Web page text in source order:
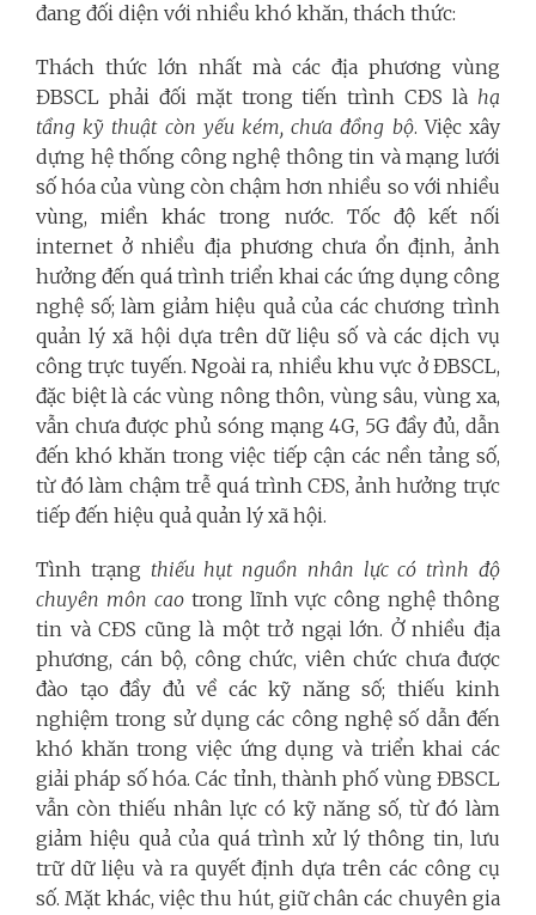
đang đối diện với nhiều khó khăn, thách thức:
Thách thức lớn nhất mà các địa phương vùng
ĐBSCL phải đối mặt trong tiến trình CĐS là hạ
tầng kỹ thuật còn yếu kém, chưa đồng bộ. Việc xây
dựng hệ thống công nghệ thông tin và mạng lưới
số hóa của vùng còn chậm hơn nhiều so với nhiều
vùng, miền khác trong nước. Tốc độ kết nối
internet ở nhiều địa phương chưa ổn định, ảnh
hưởng đến quá trình triển khai các ứng dụng công
nghệ số; làm giảm hiệu quả của các chương trình
quản lý xã hội dựa trên dữ liệu số và các dịch vụ
công trực tuyến. Ngoài ra, nhiều khu vực ở ĐBSCL,
đặc biệt là các vùng nông thôn, vùng sâu, vùng xa,
vẫn chưa được phủ sóng mạng 4G, 5G đầy đủ, dẫn
đến khó khăn trong việc tiếp cận các nền tảng số,
từ đó làm chậm trễ quá trình CĐS, ảnh hưởng trực
tiếp đến hiệu quả quản lý xã hội.
Tình trạng thiếu hụt nguồn nhân lực có trình độ
chuyên môn caotrong lĩnh vực công nghệ thông
tin và CĐS cũng là một trở ngại lớn. Ở nhiều địa
phương, cán bộ, công chức, viên chức chưa được
đào tạo đầy đủ về các kỹ năng số; thiếu kinh
nghiệm trong sử dụng các công nghệ số dẫn đến
khó khăn trong việc ứng dụng và triển khai các
giải pháp số hóa. Các tỉnh, thành phố vùng ĐBSCL
vẫn còn thiếu nhân lực có kỹ năng số, từ đó làm
giảm hiệu quả của quá trình xử lý thông tin, lưu
trữ dữ liệu và ra quyết định dựa trên các công cụ
số. Mặt khác, việc thu hút, giữ chân các chuyên gia